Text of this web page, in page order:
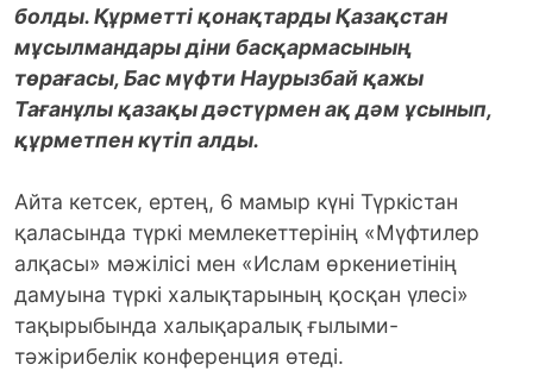
болды. Құрметті қонақтарды Қазақстан
мұсылмандары діни басқармасының
төрағасы, Бас мүфти Наурызбай қажы
Тағанұлы қазақы дәстүрмен ақ дәм ұсынып,
құрметпен күтіп алды.
Айта кетсек, ертең, 6 мамыр күні Түркістан
қаласында түркі мемлекеттерінің «Мүфтилер
алқасы» мәжілісі мен «Ислам өркениетінің
дамуына түркі халықтарының қосқан үлесі»
тақырыбында халықаралық ғылыми-
тәжірибелік конференция өтеді.